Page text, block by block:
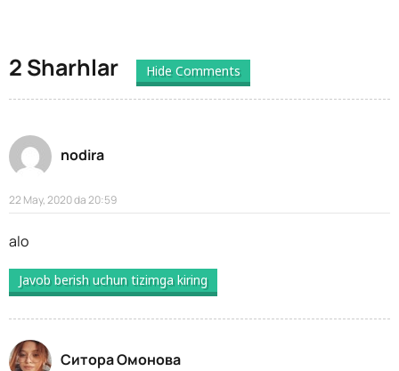
2 Sharhlar Hide Comments
nodira
22 May, 2020 da 20:59
alo
Javob berish uchun tizimga kiring
Ситора Омонова